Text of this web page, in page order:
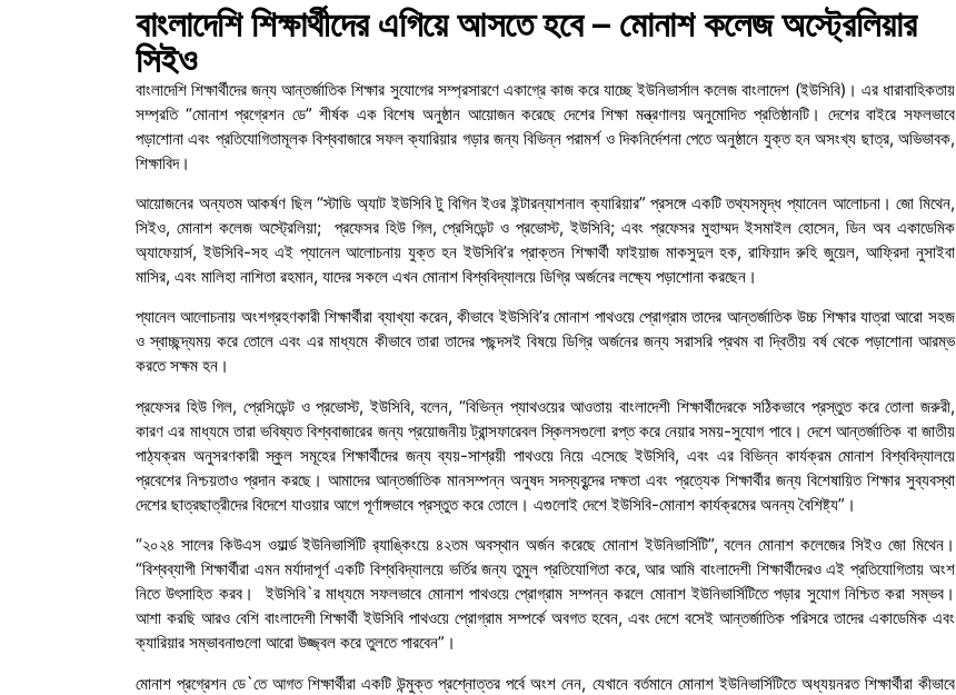
বাংলাদেশি শিক্ষার্থীদের এগিয়ে আসতে হবে – মোনাশ কলেজ অস্ট্রেলিয়ার
সিইও
বাংলাদেশি শিক্ষার্থীদের জন্য আন্তর্জাতিক শিক্ষার সুযোগের সম্প্রসারণে একাগ্রে কাজ করে যাচ্ছে ইউনিভার্সাল কলেজ বাংলাদেশ (ইউসিবি)। এর ধারাবাহিকতায়
সম্প্রতি “মোনাশ প্রগ্রেশন ডে” শীর্ষক এক বিশেষ অনুষ্ঠান আয়োজন করেছে দেশের শিক্ষা মন্ত্রণালয় অনুমোদিত প্রতিষ্ঠানটি। দেশের বাইরে সফলভাবে
পড়াশোনা এবং প্রতিযোগিতামূলক বিশ্ববাজারে সফল ক্যারিয়ার গড়ার জন্য বিভিন্ন পরামর্শ ও দিকনির্দেশনা পেতে অনুষ্ঠানে যুক্ত হন অসংখ্য ছাত্র, অভিভাবক,
শিক্ষাবিদ।
আয়োজনের অন্যতম আকর্ষণ ছিল “স্টাডি অ্যাট ইউসিবি টু বিগিন ইওর ইন্টারন্যাশনাল ক্যারিয়ার” প্রসঙ্গে একটি তথ্যসমৃদ্ধ প্যানেল আলোচনা। জো মিথেন,
সিইও, মোনাশ কলেজ অস্ট্রেলিয়া; প্রফেসর হিউ গিল, প্রেসিডেন্ট ও প্রভোস্ট, ইউসিবি; এবং প্রফেসর মুহাম্মদ ইসমাইল হোসেন, ডিন অব একাডেমিক
অ্যাফেয়ার্স, ইউসিবি-সহ এই প্যানেল আলোচনায় যুক্ত হন ইউসিবি’র প্রাক্তন শিক্ষার্থী ফাইয়াজ মাকসুদুল হক, রাফিয়াদ রুহি জুয়েল, আফ্রিদা নুসাইবা
মাসির, এবং মালিহা নাশিতা রহমান, যাদের সকলে এখন মোনাশ বিশ্ববিদ্যালয়ে ডিগ্রি অর্জনের লক্ষ্যে পড়াশোনা করছেন।
প্যানেল আলোচনায় অংশগ্রহণকারী শিক্ষার্থীরা ব্যাখ্যা করেন, কীভাবে ইউসিবি’র মোনাশ পাথওয়ে প্রোগ্রাম তাদের আন্তর্জাতিক উচ্চ শিক্ষার যাত্রা আরো সহজ
ও স্বাচ্ছন্দ্যময় করে তোলে এবং এর মাধ্যমে কীভাবে তারা তাদের পছন্দসই বিষয়ে ডিগ্রি অর্জনের জন্য সরাসরি প্রথম বা দ্বিতীয় বর্ষ থেকে পড়াশোনা আরম্ভ
করতে সক্ষম হন।
প্রফেসর হিউ গিল, প্রেসিডেন্ট ও প্রভোস্ট, ইউসিবি, বলেন, “বিভিন্ন প্যাথওয়ের আওতায় বাংলাদেশী শিক্ষার্থীদেরকে সঠিকভাবে প্রস্তুত করে তোলা জরুরী,
কারণ এর মাধ্যমে তারা ভবিষ্যত বিশ্ববাজারের জন্য প্রয়োজনীয় ট্রান্সফারেবল স্কিলসগুলো রপ্ত করে নেয়ার সময়-সুযোগ পাবে। দেশে আন্তর্জাতিক বা জাতীয়
পাঠ্যক্রম অনুসরণকারী স্কুল সমূহের শিক্ষার্থীদের জন্য ব্যয়-সাশ্রয়ী পাথওয়ে নিয়ে এসেছে ইউসিবি, এবং এর বিভিন্ন কার্যক্রম মোনাশ বিশ্ববিদ্যালয়ে
প্রবেশের নিশ্চয়তাও প্রদান করছে। আমাদের আন্তর্জাতিক মানসম্পন্ন অনুষদ সদস্যবৃন্দের দক্ষতা এবং প্রত্যেক শিক্ষার্থীর জন্য বিশেষায়িত শিক্ষার সুব্যবস্থা
দেশের ছাত্রছাত্রীদের বিদেশে যাওয়ার আগে পূর্ণাঙ্গভাবে প্রস্তুত করে তোলে। এগুলোই দেশে ইউসিবি-মোনাশ কার্যক্রমের অনন্য বৈশিষ্ট্য”।
“২০২৪ সালের কিউএস ওয়ার্ল্ড ইউনিভার্সিটি র‍্যাঙ্কিংয়ে ৪২তম অবস্থান অর্জন করেছে মোনাশ ইউনিভার্সিটি”, বলেন মোনাশ কলেজের সিইও জো মিথেন।
“বিশ্বব্যাপী শিক্ষার্থীরা এমন মর্যাদাপূর্ণ একটি বিশ্ববিদ্যালয়ে ভর্তির জন্য তুমুল প্রতিযোগিতা করে, আর আমি বাংলাদেশী শিক্ষার্থীদেরও এই প্রতিযোগিতায় অংশ
নিতে উৎসাহিত করব। ইউসিবি‍‍`র মাধ্যমে সফলভাবে মোনাশ পাথওয়ে প্রোগ্রাম সম্পন্ন করলে মোনাশ ইউনিভার্সিটিতে পড়ার সুযোগ নিশ্চিত করা সম্ভব।
আশা করছি আরও বেশি বাংলাদেশী শিক্ষার্থী ইউসিবি পাথওয়ে প্রোগ্রাম সম্পর্কে অবগত হবেন, এবং দেশে বসেই আন্তর্জাতিক পরিসরে তাদের একাডেমিক এবং
ক্যারিয়ার সম্ভাবনাগুলো আরো উজ্জ্বল করে তুলতে পারবেন”।
মোনাশ প্রগ্রেশন ডে‍‍`তে আগত শিক্ষার্থীরা একটি উন্মুক্ত প্রশ্নোত্তর পর্বে অংশ নেন, যেখানে বর্তমানে মোনাশ ইউনিভার্সিটিতে অধ্যয়নরত শিক্ষার্থীরা কীভাবে